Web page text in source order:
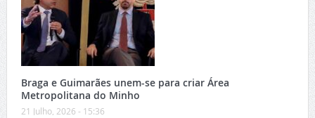
Braga e Guimarães unem-se para criar Área
Metropolitana do Minho
21 Julho, 2026 - 15:36